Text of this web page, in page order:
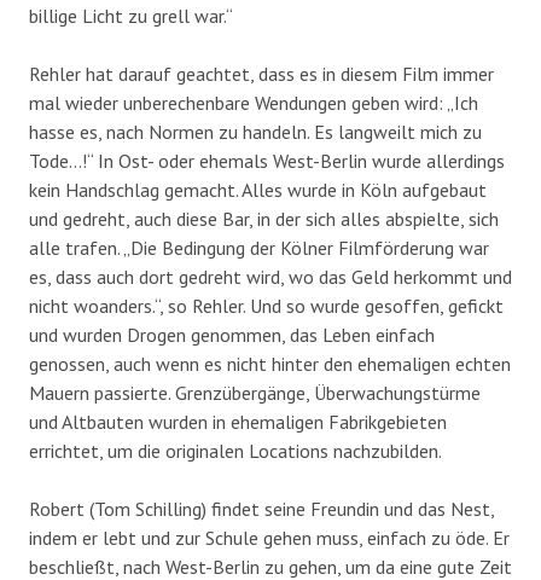
billige Licht zu grell war.“
Rehler hat darauf geachtet, dass es in diesem Film immer
mal wieder unberechenbare Wendungen geben wird: „Ich
hasse es, nach Normen zu handeln. Es langweilt mich zu
Tode…!“ In Ost- oder ehemals West-Berlin wurde allerdings
kein Handschlag gemacht. Alles wurde in Köln aufgebaut
und gedreht, auch diese Bar, in der sich alles abspielte, sich
alle trafen. „Die Bedingung der Kölner Filmförderung war
es, dass auch dort gedreht wird, wo das Geld herkommt und
nicht woanders.“, so Rehler. Und so wurde gesoffen, gefickt
und wurden Drogen genommen, das Leben einfach
genossen, auch wenn es nicht hinter den ehemaligen echten
Mauern passierte. Grenzübergänge, Überwachungstürme
und Altbauten wurden in ehemaligen Fabrikgebieten
errichtet, um die originalen Locations nachzubilden.
Robert (Tom Schilling) findet seine Freundin und das Nest,
indem er lebt und zur Schule gehen muss, einfach zu öde. Er
beschließt, nach West-Berlin zu gehen, um da eine gute Zeit